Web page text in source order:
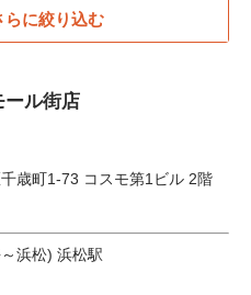
らに絞り込む
ール街店
歳町1-73 コスモ第1ビル 2階
浜松) 浜松駅